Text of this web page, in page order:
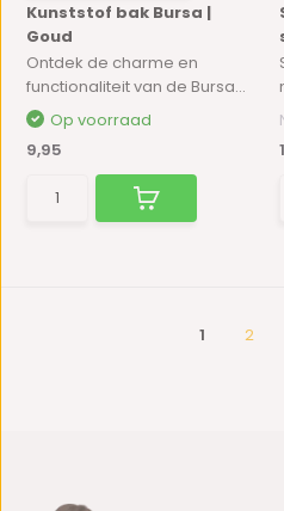
Kunststof bak Bursa |
Goud
Ontdek de charme en
functionaliteit van de Bursa...
Op voorraad
9,95
1 2